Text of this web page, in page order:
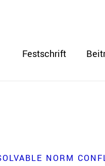
Festschrift
NORM